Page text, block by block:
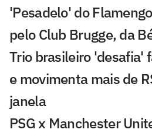
'Pesadelo' do
pelo Club Brugge, da
Trio brasileiro 'desafia'
e movimenta mais de
janela
PSG x Manchester